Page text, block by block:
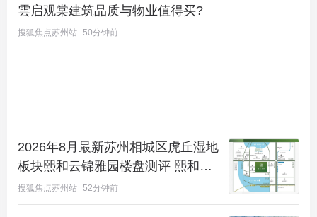
雲启观棠建筑品质与物业值得买?
搜狐焦点苏州站 50分钟前
2026年8月最新苏州相城区虎丘湿地
板块熙和云锦雅园楼盘测评 熙和云
锦雅园户型配套开发商解析
搜狐焦点苏州站 52分钟前